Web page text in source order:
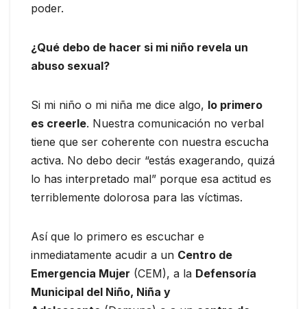
poder.
¿Qué debo de hacer si mi niño revela un
abuso sexual?
Si mi niño o mi niña me dice algo, lo primero
es creerle. Nuestra comunicación no verbal
tiene que ser coherente con nuestra escucha
activa. No debo decir “estás exagerando, quizá
lo has interpretado mal” porque esa actitud es
terriblemente dolorosa para las víctimas.
Así que lo primero es escuchar e
inmediatamente acudir a un Centro de
Emergencia Mujer (CEM), a la Defensoría
Municipal del Niño, Niña y